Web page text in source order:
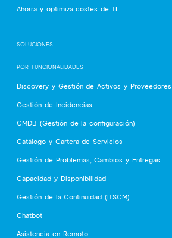
Ahorra y optimiza costes de TI
SOLUCIONES
POR FUNCIONALIDADES
Discovery y Gestión de Activos y Proveedores
Gestión de Incidencias
CMDB (Gestión de la configuración)
Catálogo y Cartera de Servicios
Gestión de Problemas, Cambios y Entregas
Capacidad y Disponibilidad
Gestión de la Continuidad (ITSCM)
Chatbot
Asistencia en Remoto